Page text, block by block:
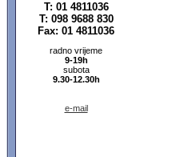
T: 01 4811036
T: 098 9688 830
Fax: 01 4811036
radno vrijeme
9-19h
subota
9.30-12.30h
e-mail